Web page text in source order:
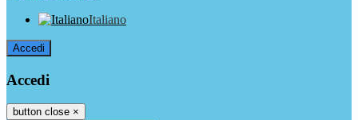
Italiano
Accedi
Accedi
button close ×